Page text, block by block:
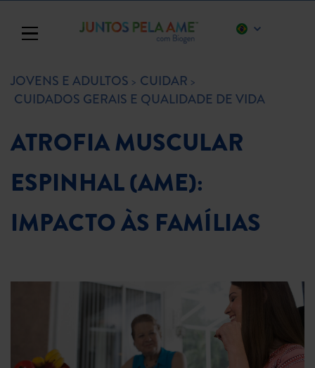
Toggle navigation
JOVENS E ADULTOS
CUIDAR
CUIDADOS GERAIS E QUALIDADE DE VIDA
ATROFIA MUSCULAR
ESPINHAL (AME):
IMPACTO ÀS FAMÍLIAS